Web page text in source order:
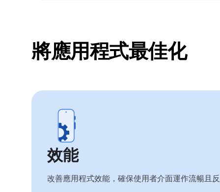
將應用程式最佳化
效能
改善應用程式效能，確保使用者介面運作流暢且